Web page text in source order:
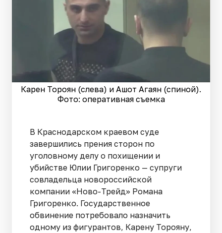
Карен Тороян (слева) и Ашот Агаян (спиной).
Фото: оперативная съемка
В Краснодарском краевом суде
завершились прения сторон по
уголовному делу о похищении и
убийстве Юлии Григоренко — супруги
совладельца новороссийской
компании «Ново-Трейд» Романа
Григоренко. Государственное
обвинение потребовало назначить
одному из фигурантов, Карену Торояну,